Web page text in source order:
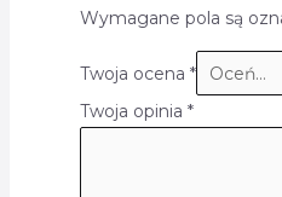
Wymagane pola są
Twoja ocena *
Twoja opinia *